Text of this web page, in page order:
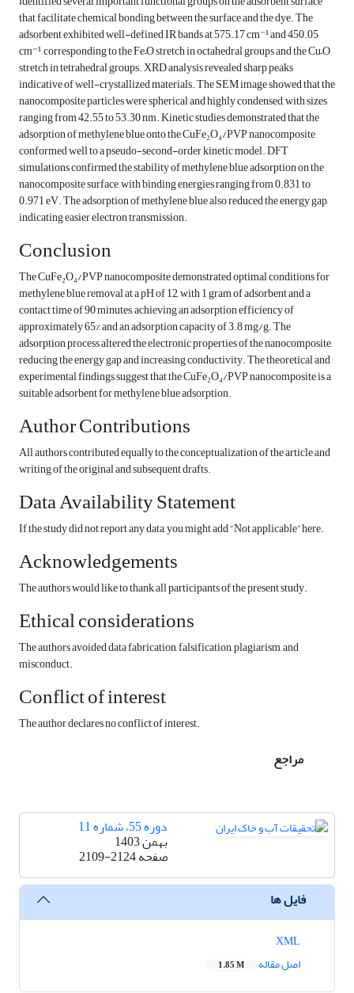
that facilitate chemical bonding between the surface and the dye. The
adsorbent exhibited well-defined IR bands at 575.17 cm⁻¹ and 450.05
cm⁻¹, corresponding to the Fe–O stretch in octahedral groups and the Cu–O
stretch in tetrahedral groups. XRD analysis revealed sharp peaks
indicative of well-crystallized materials. The SEM image showed that the
nanocomposite particles were spherical and highly condensed, with sizes
ranging from 42.55 to 53.30 nm. Kinetic studies demonstrated that the
adsorption of methylene blue onto the CuFe₂O₄/PVP nanocomposite
conformed well to a pseudo-second-order kinetic model. DFT
simulations confirmed the stability of methylene blue adsorption on the
nanocomposite surface, with binding energies ranging from 0.831 to
0.971 eV. The adsorption of methylene blue also reduced the energy gap,
indicating easier electron transmission.
Conclusion
The CuFe₂O₄/PVP nanocomposite demonstrated optimal conditions for
methylene blue removal at a pH of 12, with 1 gram of adsorbent and a
contact time of 90 minutes, achieving an adsorption efficiency of
approximately 65% and an adsorption capacity of 3.8 mg/g. The
adsorption process altered the electronic properties of the nanocomposite,
reducing the energy gap and increasing conductivity. The theoretical and
experimental findings suggest that the CuFe₂O₄/PVP nanocomposite is a
suitable adsorbent for methylene blue adsorption.
Author Contributions
All authors contributed equally to the conceptualization of the article and
writing of the original and subsequent drafts.
Data Availability Statement
If the study did not report any data, you might add “Not applicable” here.
Acknowledgements
The authors would like to thank all participants of the present study.
Ethical considerations
The authors avoided data fabrication, falsification, plagiarism, and
misconduct.
Conflict of interest
The author declares no conflict of interest.
مراجع
دوره 55، شماره 11
بهمن 1403
صفحه2109-2124
فایل ها
اصل مقاله
1.85 M